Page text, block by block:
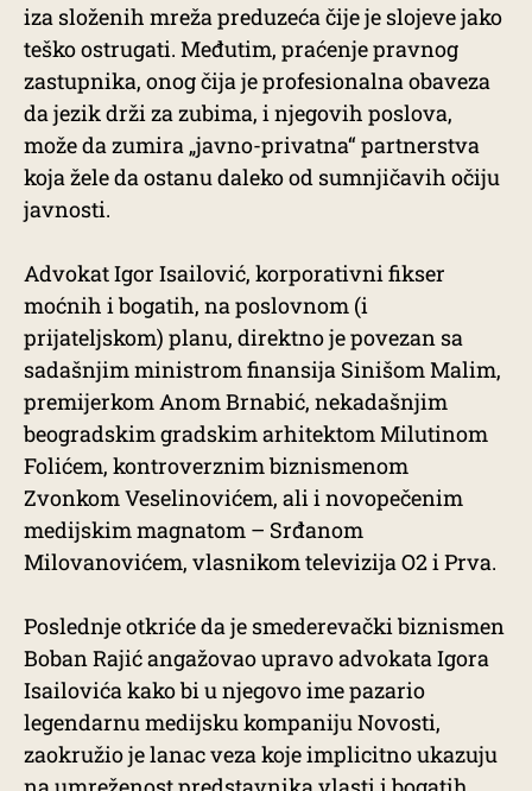
iza složenih mreža preduzeća čije je slojeve jako
teško ostrugati. Međutim, praćenje pravnog
zastupnika, onog čija je profesionalna obaveza
da jezik drži za zubima, i njegovih poslova,
može da zumira „javno-privatna“ partnerstva
koja žele da ostanu daleko od sumnjičavih očiju
javnosti.
Advokat Igor Isailović, korporativni fikser
moćnih i bogatih, na poslovnom (i
prijateljskom) planu, direktno je povezan sa
sadašnjim ministrom finansija Sinišom Malim,
premijerkom Anom Brnabić, nekadašnjim
beogradskim gradskim arhitektom Milutinom
Folićem, kontroverznim biznismenom
Zvonkom Veselinovićem, ali i novopečenim
medijskim magnatom – Srđanom
Milovanovićem, vlasnikom televizija O2 i Prva.
Poslednje otkriće da je smederevački biznismen
Boban Rajić angažovao upravo advokata Igora
Isailovića kako bi u njegovo ime pazario
legendarnu medijsku kompaniju Novosti,
zaokružio je lanac veza koje implicitno ukazuju